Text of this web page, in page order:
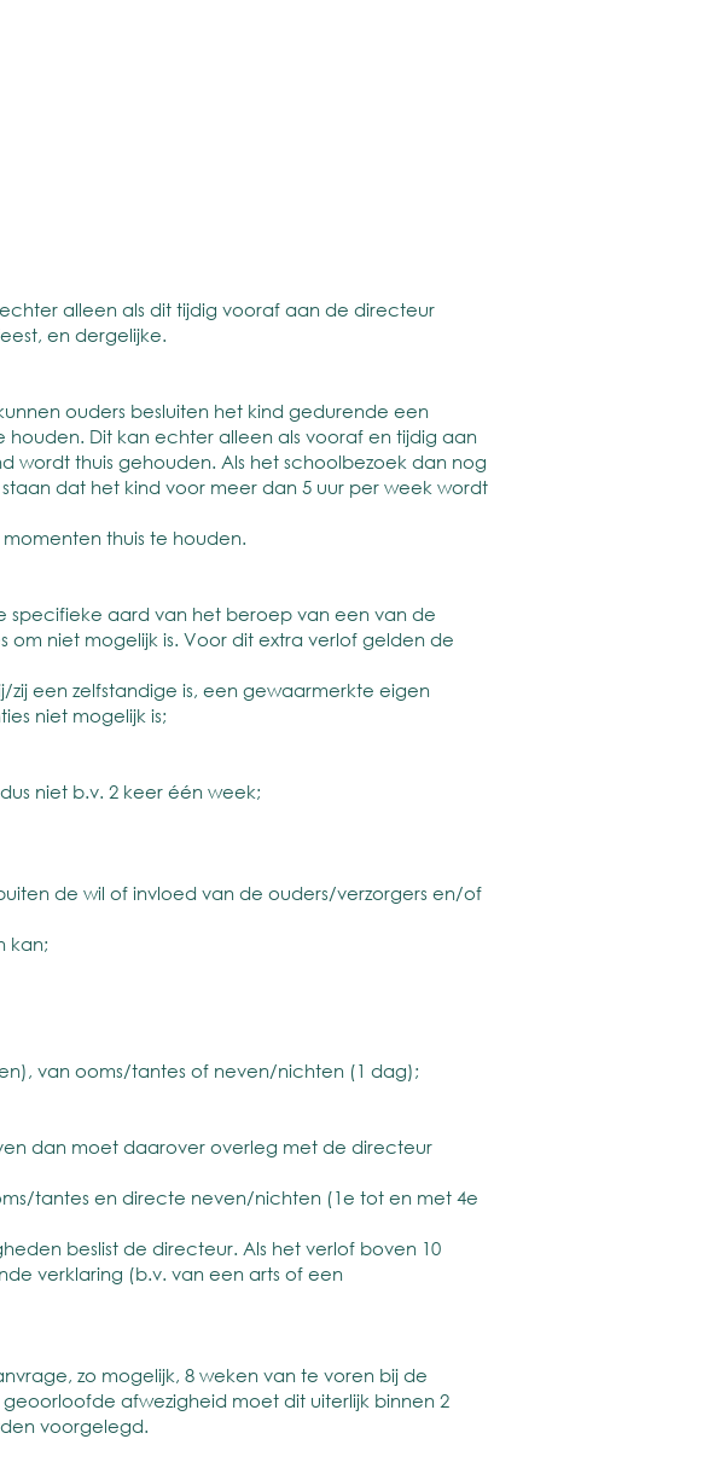
alleen als dit tijdig vooraf aan de directeur
en dergelijke.
ouders besluiten het kind gedurende een
Dit kan echter alleen als vooraf en tijdig aan
thuis gehouden. Als het schoolbezoek dan nog
dat het kind voor meer dan 5 uur per week wordt
thuis te houden.
specifieke aard van het beroep van een van de
niet mogelijk is. Voor dit extra verlof gelden de
een zelfstandige is, een gewaarmerkte eigen
niet mogelijk is;
niet b.v. 2 keer één week;
de wil of invloed van de ouders/verzorgers en/of
kan;
van ooms/tantes of neven/nichten (1 dag);
dan moet daarover overleg met de directeur
tantes en directe neven/nichten (1e tot en met 4e
beslist de directeur. Als het verlof boven 10
verklaring (b.v. van een arts of een
zo mogelijk, 8 weken van te voren bij de
afwezigheid moet dit uiterlijk binnen 2
voorgelegd.